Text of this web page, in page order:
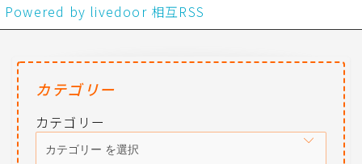
Powered by livedoor 相互RSS
カテゴリー
カテゴリー